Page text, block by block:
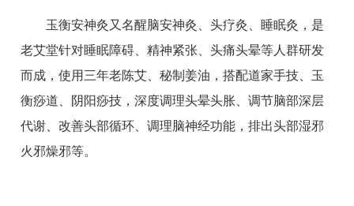
玉衡安神灸又名醒脑安神灸、头疗灸、睡眠灸，是
老艾堂针对睡眠障碍、精神紧张、头痛头晕等人群研发
而成，使用三年老陈艾、秘制姜油，搭配道家手技、玉
衡痧道、阴阳痧技，深度调理头晕头胀、调节脑部深层
代谢、改善头部循环、调理脑神经功能，排出头部湿邪
火邪燥邪等。